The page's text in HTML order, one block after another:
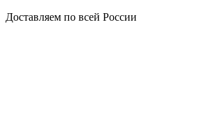
Доставляем по всей России